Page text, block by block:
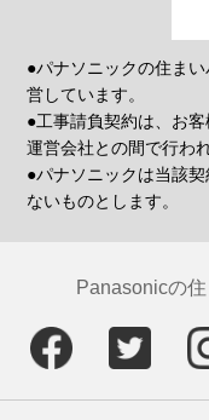
●パナソニックの住ま
営しています。
●工事請負契約は、お
運営会社との間で行わ
●パナソニックは当該
ないものとします。
Panasonicの